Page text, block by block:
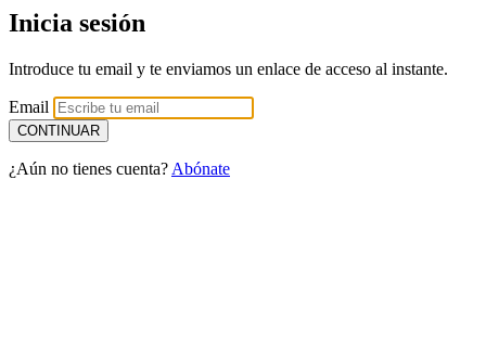
Inicia sesión
Introduce tu email y te enviamos un enlace de acceso al instante.
Email
¿Aún no tienes cuenta? Abónate